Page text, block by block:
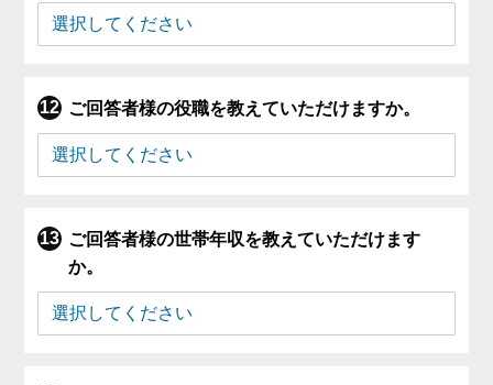
ご回答者様の役職を教えていただけますか。
ご回答者様の世帯年収を教えていただけます
か。